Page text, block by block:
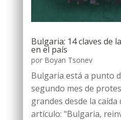
Bulgaria: 14 claves de
en el país
por Boyan Tsonev
Bulgaria está a punto
segundo mes de
grandes desde la caída
artículo: "Bulgaria,